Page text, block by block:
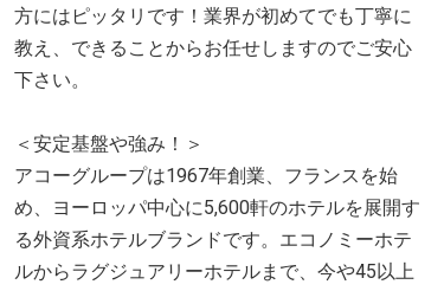
方にはピッタリです！業界が初めてでも丁寧に
教え、できることからお任せしますのでご安心
下さい。
＜安定基盤や強み！＞
アコーグループは1967年創業、フランスを始
め、ヨーロッパ中心に5,600軒のホテルを展開す
る外資系ホテルブランドです。エコノミーホテ
ルからラグジュアリーホテルまで、今や45以上